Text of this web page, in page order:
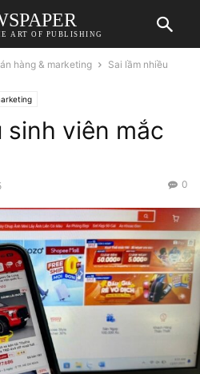
ART OF PUBLISHING
hàng & marketing
Sai lầm nhiều
sinh viên mắc
0